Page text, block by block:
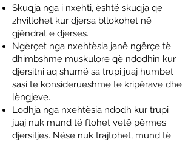
Skuqja nga i nxehti, është skuqja qe
zhvillohet kur djersa bllokohet në
gjëndrat e djerses.
Ngërçet nga nxehtësia janë ngërçe të
dhimbshme muskulore që ndodhin kur
djersitni aq shumë sa trupi juaj humbet
sasi te konsiderueshme te kripërave dhe
lëngjeve.
Lodhja nga nxehtësia ndodh kur trupi
juaj nuk mund të ftohet vetë përmes
djersitjes. Nëse nuk trajtohet, mund të